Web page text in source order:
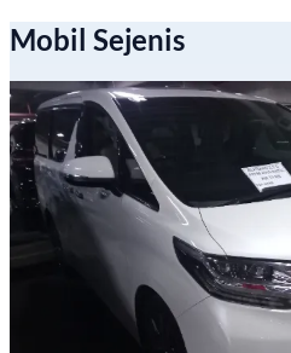
Mobil Sejenis